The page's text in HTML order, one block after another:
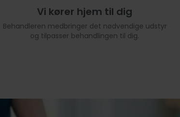
Vi kører hjem til dig
Behandleren medbringer det nødvendige udstyr
og tilpasser behandlingen til dig.